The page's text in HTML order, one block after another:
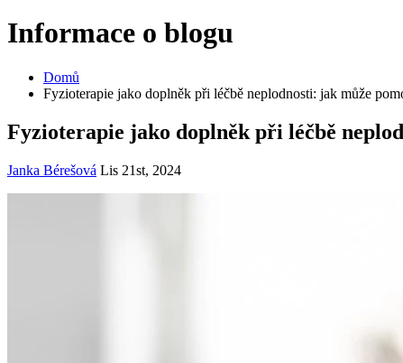
Informace o blogu
Domů
Fyzioterapie jako doplněk při léčbě neplodnosti: jak může
Fyzioterapie jako doplněk při léčbě
Janka Bérešová Lis 21st, 2024